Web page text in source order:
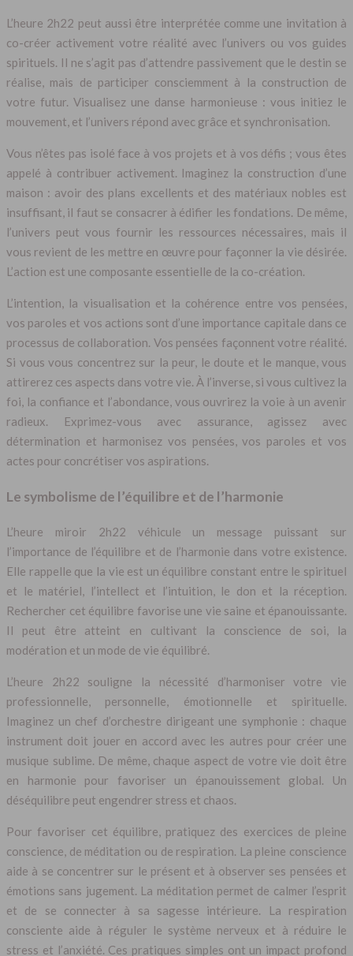
L’heure 2h22 peut aussi être interprétée comme une invitation à
co-créer activement votre réalité avec l’univers ou vos guides
spirituels. Il ne s’agit pas d’attendre passivement que le destin se
réalise, mais de participer consciemment à la construction de
votre futur. Visualisez une danse harmonieuse : vous initiez le
mouvement, et l’univers répond avec grâce et synchronisation.
Vous n’êtes pas isolé face à vos projets et à vos défis ; vous êtes
appelé à contribuer activement. Imaginez la construction d’une
maison : avoir des plans excellents et des matériaux nobles est
insuffisant, il faut se consacrer à édifier les fondations. De même,
l’univers peut vous fournir les ressources nécessaires, mais il
vous revient de les mettre en œuvre pour façonner la vie désirée.
L’action est une composante essentielle de la co-création.
L’intention, la visualisation et la cohérence entre vos pensées,
vos paroles et vos actions sont d’une importance capitale dans ce
processus de collaboration. Vos pensées façonnent votre réalité.
Si vous vous concentrez sur la peur, le doute et le manque, vous
attirerez ces aspects dans votre vie. À l’inverse, si vous cultivez la
foi, la confiance et l’abondance, vous ouvrirez la voie à un avenir
radieux. Exprimez-vous avec assurance, agissez avec
détermination et harmonisez vos pensées, vos paroles et vos
actes pour concrétiser vos aspirations.
Le symbolisme de l’équilibre et de l’harmonie
L’heure miroir 2h22 véhicule un message puissant sur
l’importance de l’équilibre et de l’harmonie dans votre existence.
Elle rappelle que la vie est un équilibre constant entre le spirituel
et le matériel, l’intellect et l’intuition, le don et la réception.
Rechercher cet équilibre favorise une vie saine et épanouissante.
Il peut être atteint en cultivant la conscience de soi, la
modération et un mode de vie équilibré.
L’heure 2h22 souligne la nécessité d’harmoniser votre vie
professionnelle, personnelle, émotionnelle et spirituelle.
Imaginez un chef d’orchestre dirigeant une symphonie : chaque
instrument doit jouer en accord avec les autres pour créer une
musique sublime. De même, chaque aspect de votre vie doit être
en harmonie pour favoriser un épanouissement global. Un
déséquilibre peut engendrer stress et chaos.
Pour favoriser cet équilibre, pratiquez des exercices de pleine
conscience, de méditation ou de respiration. La pleine conscience
aide à se concentrer sur le présent et à observer ses pensées et
émotions sans jugement. La méditation permet de calmer l’esprit
et de se connecter à sa sagesse intérieure. La respiration
consciente aide à réguler le système nerveux et à réduire le
stress et l’anxiété. Ces pratiques simples ont un impact profond